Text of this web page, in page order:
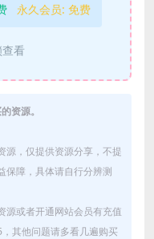
永久会员: 免费
查看
资源。
源，仅提供资源分享，不提
保障，具体请自行分辨测
源或者开通网站会员有充值
其他问题请多看几遍购买